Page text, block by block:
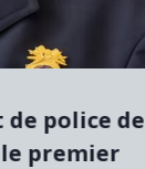
police de
premier